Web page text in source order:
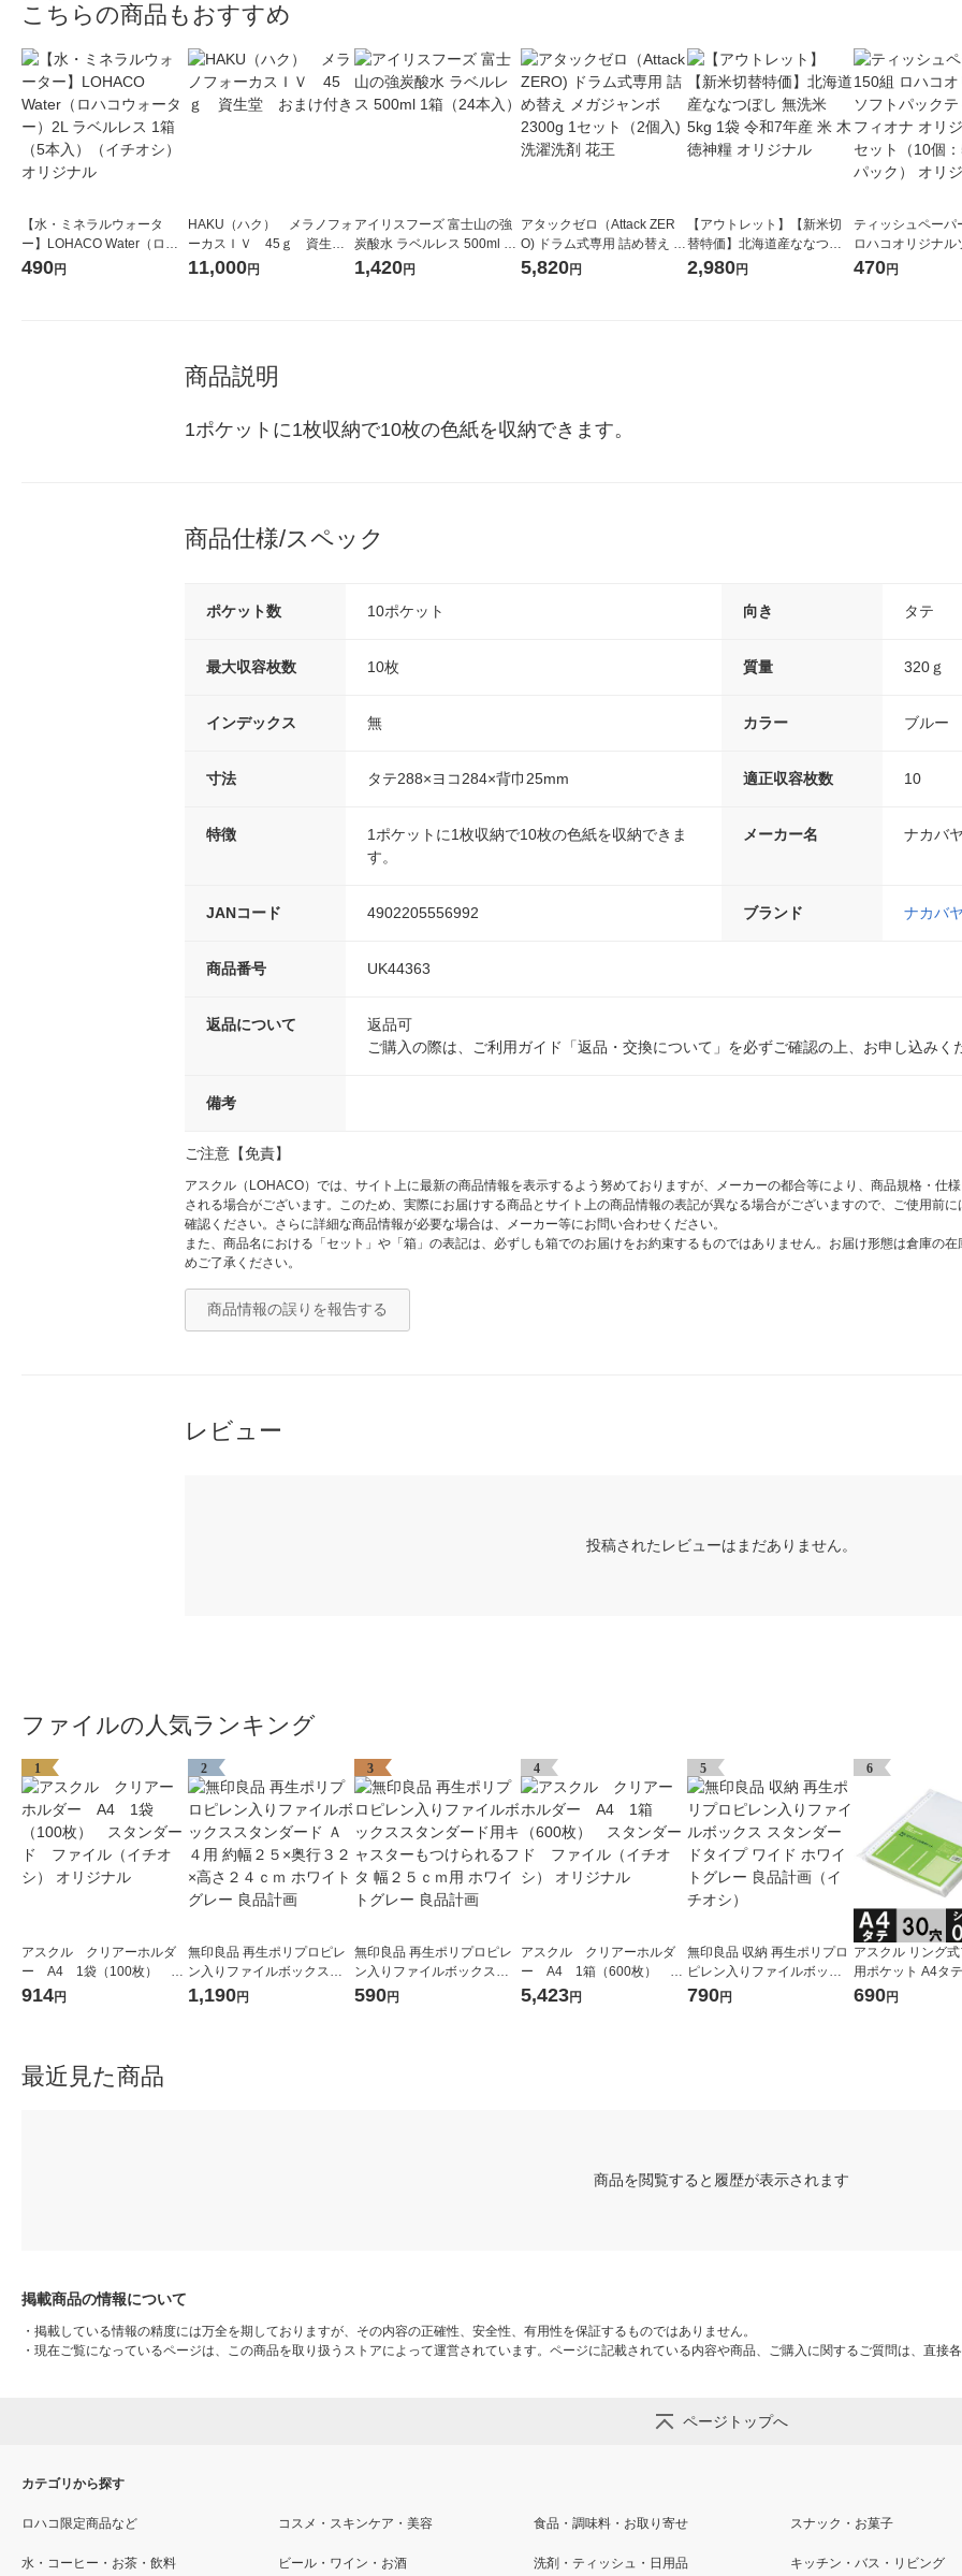
こちらの商品もおすすめ
【水・ミネラルウォータ
ー】LOHACO Water（ロハ
コウォーター）2L ラベルレ
490円
HAKU（ハク） メラノフォ
ーカスＩＶ 45ｇ 資生
堂 おまけ付き
11,000円
アイリスフーズ 富士山の強
炭酸水 ラベルレス 500ml 1
箱（24本入）
1,420円
アタックゼロ（Attack ZER
O) ドラム式専用 詰め替え メ
ガジャンボ 2300g 1セット
5,820円
【アウトレット】【新米切
替特価】北海道産ななつぼ
し 無洗米 5kg 1袋 令和7年産
2,980円
ティッシュペーパ
ロハコオリジナル
ックティッシュ フ
470円
商品説明
1ポケットに1枚収納で10枚の色紙を収納できます。
商品仕様/スペック
ポケット数 10ポケット 向き タテ
最大収容枚数 10枚 質量 320ｇ
インデックス 無 カラー ブルー
寸法 タテ288×ヨコ284×背巾25mm 適正収容枚数 10
特徴
1ポケットに1枚収納で10枚の色紙を収納できま
す。
メーカー名 ナカバ
JANコード 4902205556992 ブランド ナカバ
商品番号 UK44363
返品について
返品可
ご購入の際は、ご利用ガイド「返品・交換について」を必ずご確認の上、お申し込みく
備考
ご注意【免責】
アスクル（LOHACO）では、サイト上に最新の商品情報を表示するよう努めておりますが、メーカーの都合等により、商品規格・仕
される場合がございます。このため、実際にお届けする商品とサイト上の商品情報の表記が異なる場合がございますので、ご使用前
確認ください。さらに詳細な商品情報が必要な場合は、メーカー等にお問い合わせください。
また、商品名における「セット」や「箱」の表記は、必ずしも箱でのお届けをお約束するものではありません。お届け形態は倉庫の
めご了承ください。
商品情報の誤りを報告する
レビュー
投稿されたレビューはまだありません。
ファイルの人気ランキング
1
アスクル クリアーホルダ
ー A4 1袋（100枚） ス
タンダード ファイル（イ
914円
2
無印良品 再生ポリプロピレ
ン入りファイルボックスス
タンダード Ａ４用 約幅２５
1,190円
3
無印良品 再生ポリプロピレ
ン入りファイルボックスス
タンダード用キャスターも
590円
4
アスクル クリアーホルダ
ー A4 1箱（600枚） ス
タンダード ファイル（イ
5,423円
5
無印良品 収納 再生ポリプロ
ピレン入りファイルボック
ス スタンダードタイプ ワイ
790円
6
アスクル リング
用ポケット A4タ
さ0.06mm 1袋（100
690円
最近見た商品
商品を閲覧すると履歴が表示されます
掲載商品の情報について
・ 掲載している情報の精度には万全を期しておりますが、その内容の正確性、安全性、有用性を保証するものではありません。
・ 現在ご覧になっているページは、この商品を取り扱うストアによって運営されています。ページに記載されている内容や商品、ご購入に関するご質問は、直接
ページトップへ
カテゴリから探す
ロハコ限定商品など コスメ・スキンケア・美容 食品・調味料・お取り寄せ スナック・お菓子
水・コーヒー・お茶・飲料 ビール・ワイン・お酒 洗剤・ティッシュ・日用品 キッチン・バス・リビング